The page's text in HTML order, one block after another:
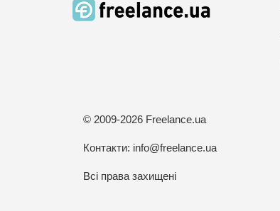
© 2009-2026 Freelance.ua
Контакти: info@freelance.ua
Всі права захищені